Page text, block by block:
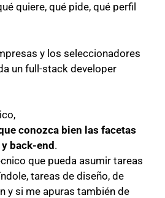
quiere, qué pide, qué perfil
y los seleccionadores
un full-stack developer
conozca bien las facetas
back-end.
que pueda asumir tareas
tareas de diseño, de
y si me apuras también de